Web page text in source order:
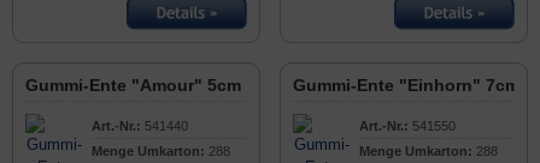
Gummi-Ente "Amour" 5cm
Art.-Nr.: 541440
Menge Umkarton: 288
Gummi-Ente "Einhorn" 7cm
Art.-Nr.: 541550
Menge Umkarton: 288